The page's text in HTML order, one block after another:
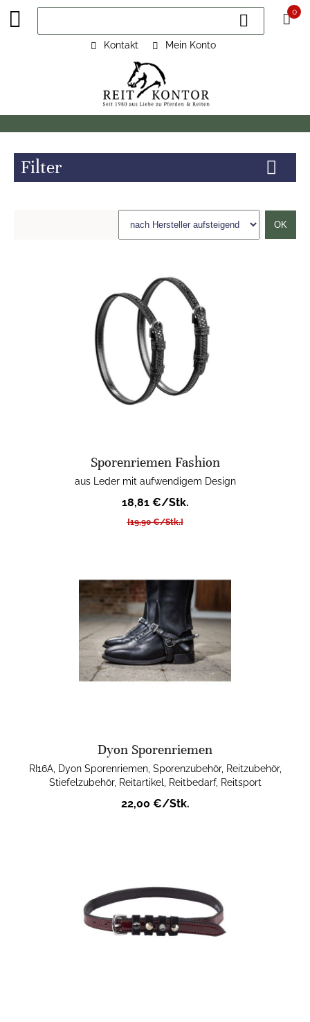
Kontakt Mein Konto
0
Filter
OK
Sporenriemen Fashion
aus Leder mit aufwendigem Design
18,81 €/Stk.
[19,90 €/Stk.]
Dyon Sporenriemen
RI16A, Dyon Sporenriemen, Sporenzubehör, Reitzubehör,
Stiefelzubehör, Reitartikel, Reitbedarf, Reitsport
22,00 €/Stk.